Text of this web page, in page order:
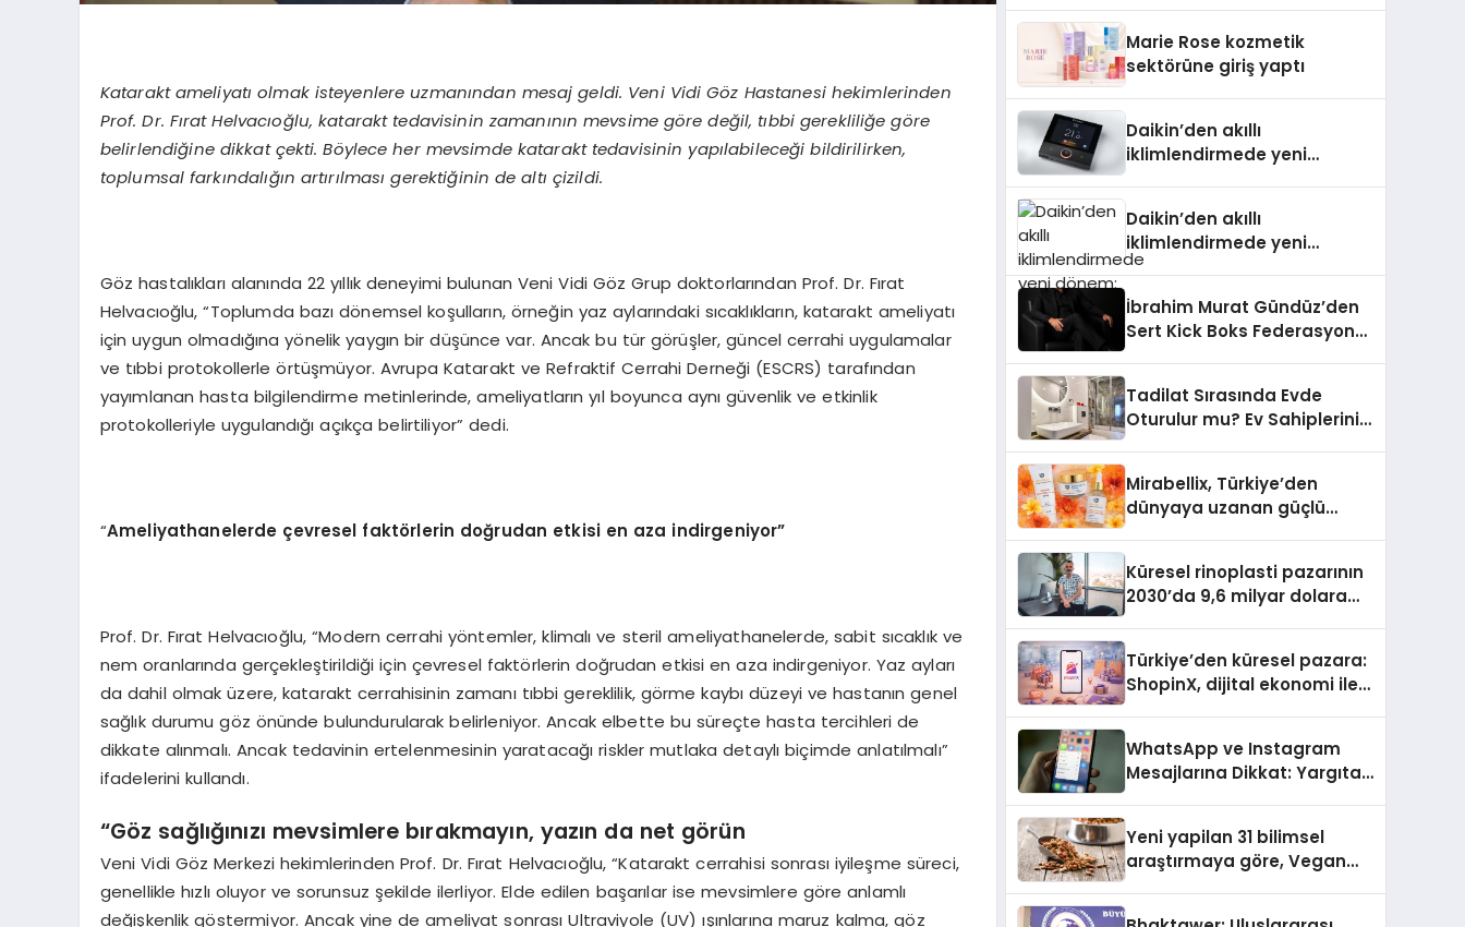
Katarakt ameliyatı olmak isteyenlere uzmanından mesaj geldi. Veni Vidi Göz Hastanesi hekimlerinden
Prof. Dr. Fırat Helvacıoğlu, katarakt tedavisinin zamanının mevsime göre değil, tıbbi gerekliliğe göre
belirlendiğine dikkat çekti. Böylece her mevsimde katarakt tedavisinin yapılabileceği bildirilirken,
toplumsal farkındalığın artırılması gerektiğinin de altı çizildi.
Göz hastalıkları alanında 22 yıllık deneyimi bulunan Veni Vidi Göz Grup doktorlarından Prof. Dr. Fırat
Helvacıoğlu, “Toplumda bazı dönemsel koşulların, örneğin yaz aylarındaki sıcaklıkların, katarakt ameliyatı
için uygun olmadığına yönelik yaygın bir düşünce var. Ancak bu tür görüşler, güncel cerrahi uygulamalar
ve tıbbi protokollerle örtüşmüyor. Avrupa Katarakt ve Refraktif Cerrahi Derneği (ESCRS) tarafından
yayımlanan hasta bilgilendirme metinlerinde, ameliyatların yıl boyunca aynı güvenlik ve etkinlik
protokolleriyle uygulandığı açıkça belirtiliyor” dedi.
“Ameliyathanelerde çevresel faktörlerin doğrudan etkisi en aza indirgeniyor”
Prof. Dr. Fırat Helvacıoğlu, “Modern cerrahi yöntemler, klimalı ve steril ameliyathanelerde, sabit sıcaklık ve
nem oranlarında gerçekleştirildiği için çevresel faktörlerin doğrudan etkisi en aza indirgeniyor. Yaz ayları
da dahil olmak üzere, katarakt cerrahisinin zamanı tıbbi gereklilik, görme kaybı düzeyi ve hastanın genel
sağlık durumu göz önünde bulundurularak belirleniyor. Ancak elbette bu süreçte hasta tercihleri de
dikkate alınmalı. Ancak tedavinin ertelenmesinin yaratacağı riskler mutlaka detaylı biçimde anlatılmalı”
ifadelerini kullandı.
“Göz sağlığınızı mevsimlere bırakmayın, yazın da net görün
Veni Vidi Göz Merkezi hekimlerinden Prof. Dr. Fırat Helvacıoğlu, “Katarakt cerrahisi sonrası iyileşme süreci,
genellikle hızlı oluyor ve sorunsuz şekilde ilerliyor. Elde edilen başarılar ise mevsimlere göre anlamlı
değişkenlik göstermiyor. Ancak yine de ameliyat sonrası Ultraviyole (UV) ışınlarına maruz kalma, göz
Aldı
Marie Rose kozmetik
sektörüne giriş yaptı
Daikin’den akıllı
iklimlendirmede yeni
Daikin’den akıllı
iklimlendirmede yeni
dönem: Madoka Plus
İbrahim Murat Gündüz’den
Sert Kick Boks Federasyonu
Tadilat Sırasında Evde
Oturulur mu? Ev Sahiplerinin
Mirabellix, Türkiye’den
dünyaya uzanan güçlü
Küresel rinoplasti pazarının
2030’da 9,6 milyar dolara
Türkiye’den küresel pazara:
ShopinX, dijital ekonomi ile
WhatsApp ve Instagram
Mesajlarına Dikkat: Yargıtay
Yeni yapilan 31 bilimsel
araştırmaya göre, Vegan